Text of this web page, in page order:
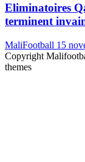
Eliminatoires
terminent
MaliFootball 15
Copyright
themes